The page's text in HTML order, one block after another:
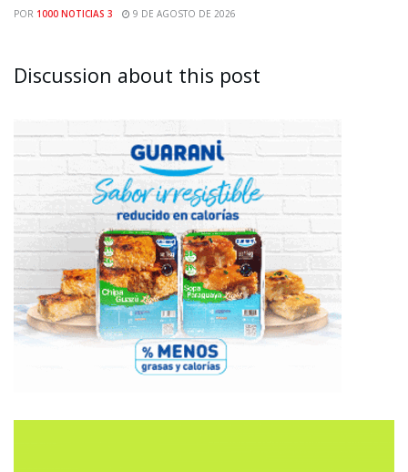
POR 1000 NOTICIAS 3 9 DE AGOSTO DE 2026
Discussion about this post